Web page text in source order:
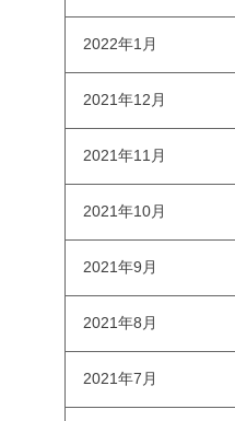
2022年1月
2021年12月
2021年11月
2021年10月
2021年9月
2021年8月
2021年7月